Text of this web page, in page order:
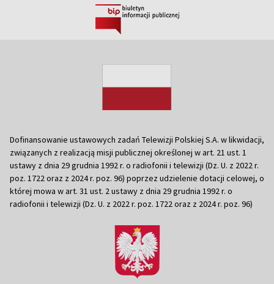
Dofinansowanie ustawowych zadań Telewizji Polskiej S.A. w likwidacji,
związanych z realizacją misji publicznej określonej w art. 21 ust. 1
ustawy z dnia 29 grudnia 1992 r. o radiofonii i telewizji (Dz. U. z 2022 r.
poz. 1722 oraz z 2024 r. poz. 96) poprzez udzielenie dotacji celowej, o
której mowa w art. 31 ust. 2 ustawy z dnia 29 grudnia 1992 r. o
radiofonii i telewizji (Dz. U. z 2022 r. poz. 1722 oraz z 2024 r. poz. 96)